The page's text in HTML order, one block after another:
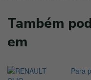
Também
em
Para